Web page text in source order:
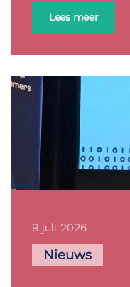
Lees meer
9 juli 2026
Nieuws